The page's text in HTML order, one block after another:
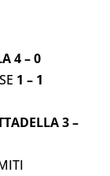
4 – 0
1 – 1
3 –